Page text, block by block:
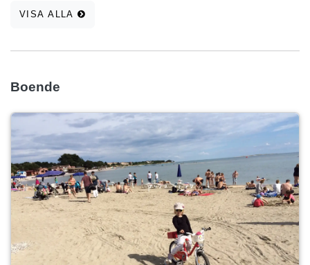
VISA ALLA
Boende